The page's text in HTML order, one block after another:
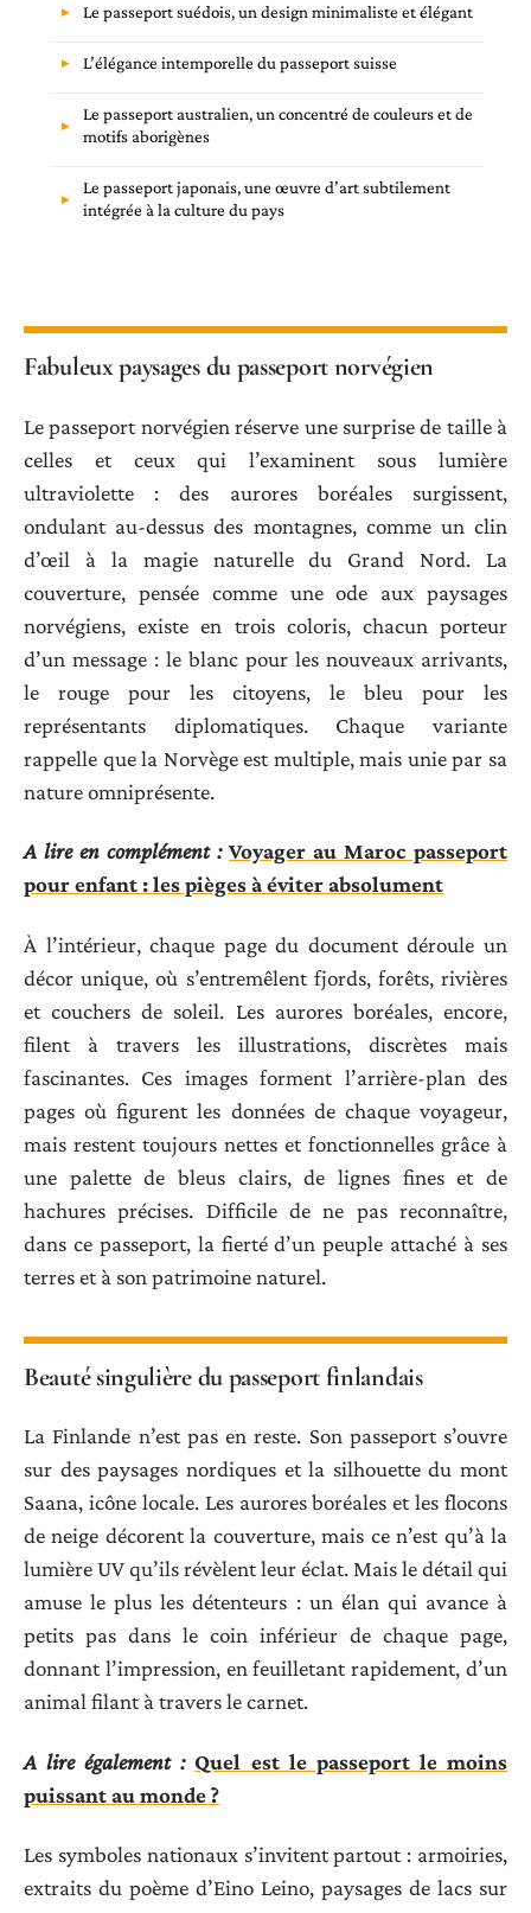
Le passeport suédois, un design minimaliste et élégant
L’élégance intemporelle du passeport suisse
Le passeport australien, un concentré de couleurs et de
motifs aborigènes
Le passeport japonais, une œuvre d’art subtilement
intégrée à la culture du pays
Fabuleux paysages du passeport norvégien
Le passeport norvégien réserve une surprise de taille à
celles et ceux qui l’examinent sous lumière
ultraviolette : des aurores boréales surgissent,
ondulant au-dessus des montagnes, comme un clin
d’œil à la magie naturelle du Grand Nord. La
couverture, pensée comme une ode aux paysages
norvégiens, existe en trois coloris, chacun porteur
d’un message : le blanc pour les nouveaux arrivants,
le rouge pour les citoyens, le bleu pour les
représentants diplomatiques. Chaque variante
rappelle que la Norvège est multiple, mais unie par sa
nature omniprésente.
A lire en complément : Voyager au Maroc passeport
pour enfant : les pièges à éviter absolument
À l’intérieur, chaque page du document déroule un
décor unique, où s’entremêlent fjords, forêts, rivières
et couchers de soleil. Les aurores boréales, encore,
filent à travers les illustrations, discrètes mais
fascinantes. Ces images forment l’arrière-plan des
pages où figurent les données de chaque voyageur,
mais restent toujours nettes et fonctionnelles grâce à
une palette de bleus clairs, de lignes fines et de
hachures précises. Difficile de ne pas reconnaître,
dans ce passeport, la fierté d’un peuple attaché à ses
terres et à son patrimoine naturel.
Beauté singulière du passeport finlandais
La Finlande n’est pas en reste. Son passeport s’ouvre
sur des paysages nordiques et la silhouette du mont
Saana, icône locale. Les aurores boréales et les flocons
de neige décorent la couverture, mais ce n’est qu’à la
lumière UV qu’ils révèlent leur éclat. Mais le détail qui
amuse le plus les détenteurs : un élan qui avance à
petits pas dans le coin inférieur de chaque page,
donnant l’impression, en feuilletant rapidement, d’un
animal filant à travers le carnet.
A lire également : Quel est le passeport le moins
puissant au monde ?
Les symboles nationaux s’invitent partout : armoiries,
extraits du poème d’Eino Leino, paysages de lacs sur